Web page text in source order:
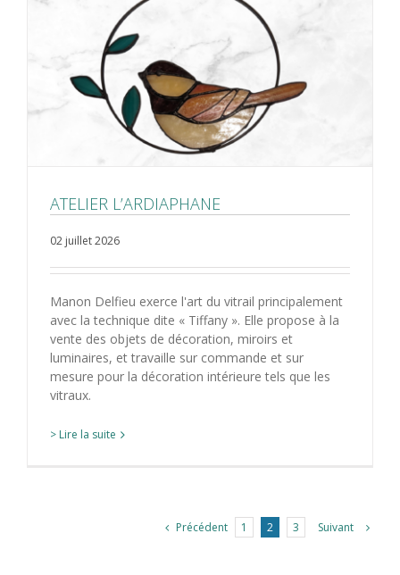
ATELIER L’ARDIAPHANE
02 juillet 2026
Manon Delfieu exerce l'art du vitrail principalement
avec la technique dite « Tiffany ». Elle propose à la
vente des objets de décoration, miroirs et
luminaires, et travaille sur commande et sur
mesure pour la décoration intérieure tels que les
vitraux.
> Lire la suite
Précédent 1 2 3 Suivant